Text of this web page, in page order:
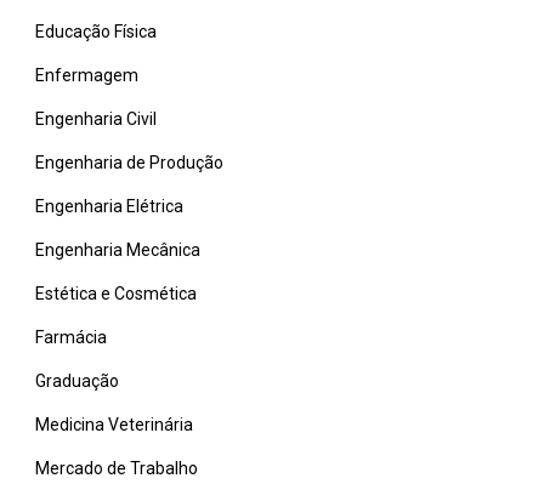
Educação Física
Enfermagem
Engenharia Civil
Engenharia de Produção
Engenharia Elétrica
Engenharia Mecânica
Estética e Cosmética
Farmácia
Graduação
Medicina Veterinária
Mercado de Trabalho